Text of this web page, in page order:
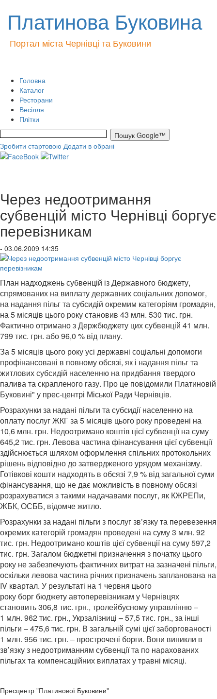
Платинова Буковина
Портал міста Чернівці та Буковини
Головна
Каталог
Ресторани
Весілля
Плітки
Зробити стартовою Додати в обрані
Через недоотримання
субвенцій місто Чернівці боргує
перевізникам
- 03.06.2009 14:35
План надходжень субвенцій із Державного бюджету,
спрямованих на виплату державних соціальних допомог,
на надання пільг та субсидій окремим категоріям громадян,
на 5 місяців цього року становив 43 млн. 530 тис. грн.
Фактично отримано з Держбюджету цих субвенцій 41 млн.
799 тис. грн. або 96,0 % від плану.
За 5 місяців цього року усі державні соціальні допомоги
профінансовані в повному обсязі, як і надання пільг та
житлових субсидій населенню на придбання твердого
палива та скрапленого газу. Про це повідомили Платиновій
Буковині" у прес-центрі Міської Ради Чернівців.
Розрахунки за надані пільги та субсидії населенню на
оплату послуг ЖКГ за 5 місяців цього року проведені на
10,6 млн. грн. Недоотримано коштів цієї субвенції на суму
645,2 тис. грн. Левова частина фінансування цієї субвенції
здійснюється шляхом оформлення спільних протокольних
рішень відповідно до затвердженого урядом механізму.
Готівкові кошти надходять в обсязі 7,9 % від загальної суми
фінансування, що не дає можливість в повному обсязі
розрахуватися з такими надачавами послуг, як КЖРЕПи,
ЖБК, ОСББ, відомче житло.
Розрахунки за надані пільги з послуг зв’язку та перевезення
окремих категорій громадян проведені на суму 3 млн. 92
тис. грн. Недоотримано коштів цієї субвенції на суму 597,2
тис. грн. Загалом бюджетні призначення з початку цього
року не забезпечують фактичних витрат на зазначені пільги,
оскільки левова частина річних призначень запланована на
IV квартал. У результаті на 1 червня цього
року борг бюджету автоперевізникам у Чернівцях
становить 306,8 тис. грн., тролейбусному управлінню –
1 млн. 962 тис. грн., Укрзалізниці – 57,5 тис. грн., за інші
пільги – 475,6 тис. грн. В загальній сумі цієї заборгованості
1 млн. 956 тис. грн. – прострочені борги. Вони виникли в
зв’язку з недоотриманням субвенції та по нарахованих
пільгах та компенсаційних виплатах у травні місяці.
Пресцентр "Платинової Буковини"